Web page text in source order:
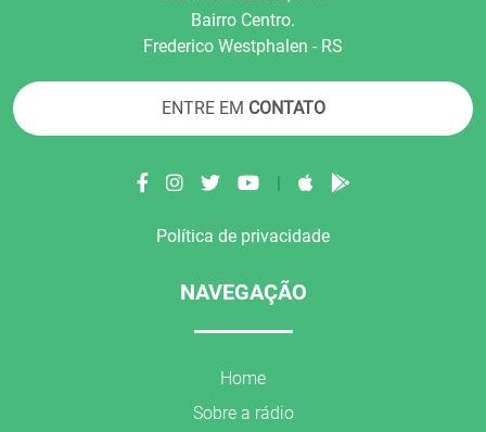
Bairro Centro.
Frederico Westphalen - RS
ENTRE EM CONTATO
|
Política de privacidade
NAVEGAÇÃO
Home
Sobre a rádio